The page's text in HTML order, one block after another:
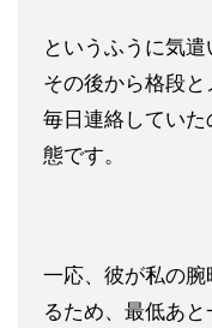
と いうふうに気遣
その後から格段と
毎日連絡していた
態です。
一応、彼が私の
るため、最低あと